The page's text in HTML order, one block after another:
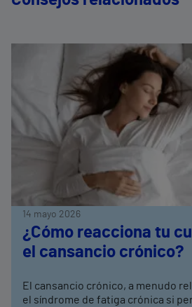
14 mayo 2026
¿Cómo reacciona tu
el cansancio crónico?
El cansancio crónico, a menudo
el síndrome de fatiga crónica si